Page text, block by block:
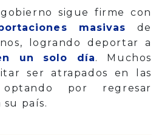
sigue firme con
masivas de
logrando deportar a
un solo día. Muchos
ser atrapados en las
por regresar
país.